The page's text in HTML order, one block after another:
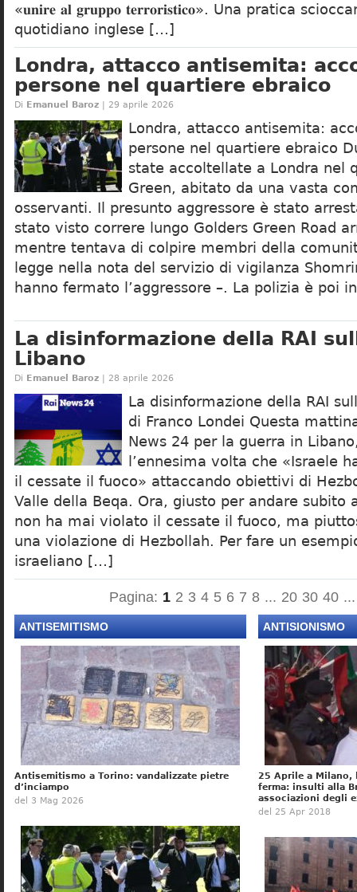
«𝐮𝐧𝐢𝐫𝐞 𝐚𝐥 𝐠𝐫𝐮𝐩𝐩𝐨 𝐭𝐞𝐫𝐫𝐨𝐫𝐢𝐬𝐭𝐢𝐜𝐨». Una pratica
quotidiano inglese […]
Londra, attacco antisemita:
persone nel quartiere ebraico
Di Emanuel Baroz | 29 aprile 2026
Londra, attacco antisemita:
persone nel quartiere ebraico
state accoltellate a Londra nel
Green, abitato da una vasta
osservanti. Il presunto aggressore è stato
stato visto correre lungo Golders Green Road
mentre tentava di colpire membri della
legge nella nota del servizio di vigilanza
hanno fermato l’aggressore –. La polizia è poi
La disinformazione della RAI
Libano
Di Emanuel Baroz | 28 aprile 2026
La disinformazione della RAI
di Franco Londei Questa
News 24 per la guerra in
l’ennesima volta che «Israele
il cessate il fuoco» attaccando obiettivi di
Valle della Beqa. Ora, giusto per andare subito
non ha mai violato il cessate il fuoco, ma
una violazione di Hezbollah. Per fare un
israeliano […]
Pagina: 1 2 3 4 5 6 7 8 ... 20 30 40 ...
ANTISEMITISMO
Antisemitismo a Torino: vandalizzate pietre
d’inciampo
del 3 Mag 2026
ANTISIONISMO
25 Aprile a Milano,
ferma: insulti alla
associazioni degli
del 25 Apr 2018